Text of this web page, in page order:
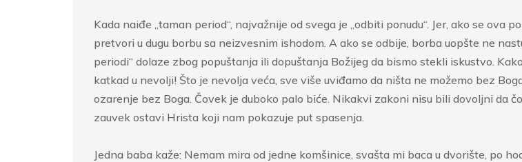
Kada naiđe „taman period“, najvažnije od svega je „odbiti ponudu“. Jer, ako se ova
pretvori u dugu borbu sa neizvesnim ishodom. A ako se odbije, borba uopšte ne
periodi“ dolaze zbog popuštanja ili dopuštanja Božijeg da bismo stekli iskustvo.
katkad u nevolji! Što je nevolja veća, sve više uviđamo da ništa ne možemo bez
ozarenje bez Boga. Čovek je duboko palo biće. Nikakvi zakoni nisu bili dovoljni da
zauvek ostavi Hrista koji nam pokazuje put spasenja.
Jedna baba kaže: Nemam mira od jedne komšinice, svašta mi baca u dvorište, po